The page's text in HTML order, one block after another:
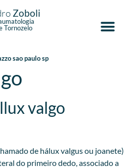
Zoboli
Tornozelo
sao paulo sp
valgo
de hálux valgus ou joanete)
do primeiro dedo, associado a